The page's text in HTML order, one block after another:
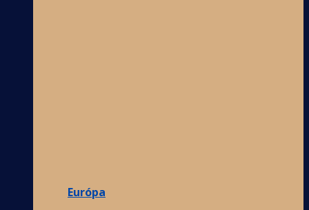
Európa